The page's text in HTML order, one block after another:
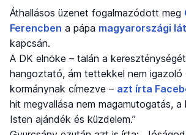
Áthallásos üzenet fogalmazódott meg
Ferencben a pápa magyarországi
kapcsán.
A DK elnöke – talán a
hangoztató, ám tettekkel nem igazoló
kormánynak címezve – azt írta
hit megvallása nem magamutogatás, a
Isten ajándék és küzdelem.”